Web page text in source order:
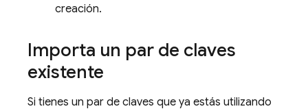
creación.
Importa un par de claves
existente
Si tienes un par de claves que ya estás utilizando